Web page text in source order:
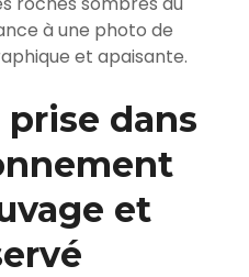
à une photo de
et apaisante.
dans
et